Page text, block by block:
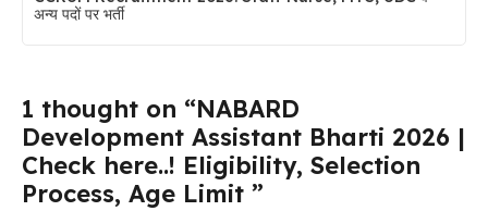
अन्य पदों पर भर्ती
1 thought on “NABARD
Development Assistant Bharti 2026 |
Check here..! Eligibility, Selection
Process, Age Limit ”